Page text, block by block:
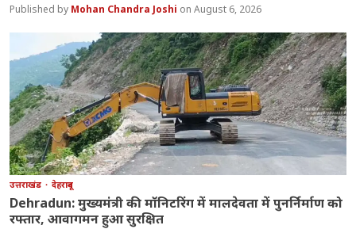
Mohan Chandra Joshi August 6, 2026
उत्तराखंड देहरादून
Dehradun: मुख्यमंत्री की मॉनिटरिंग में मालदेवता में पुनर्निर्माण को
रफ्तार, आवागमन हुआ सुरक्षित